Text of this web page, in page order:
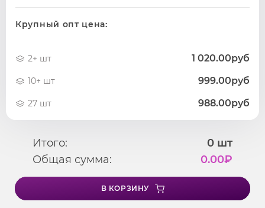
Крупный опт цена:
2+ шт 1 020.00руб
10+ шт 999.00руб
27 шт 988.00руб
Итого: 0 шт
Общая сумма:
0.00₽
В КОРЗИНУ